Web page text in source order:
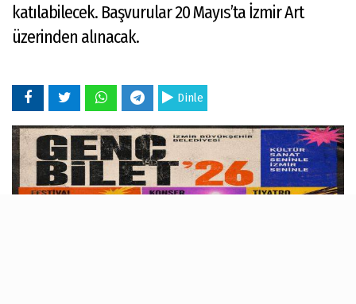
katılabilecek. Başvurular 20 Mayıs’ta İzmir Art
üzerinden alınacak.
Dinle